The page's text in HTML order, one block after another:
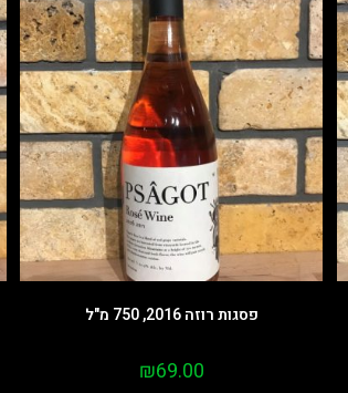
פסגות רוזה 2016, 750 מ"ל
₪69.00